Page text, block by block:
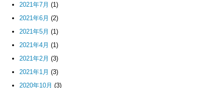
2021年7月 (1)
2021年6月 (2)
2021年5月 (1)
2021年4月 (1)
2021年2月 (3)
2021年1月 (3)
2020年10月 (3)